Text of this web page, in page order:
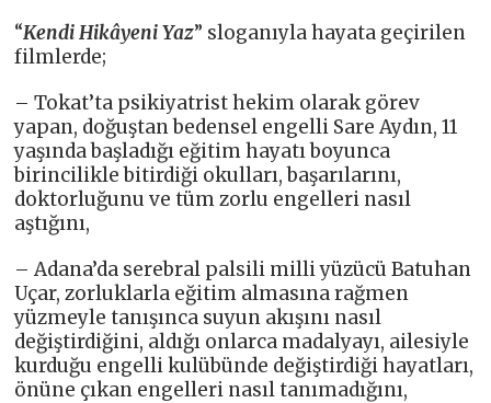
“Kendi Hikâyeni Yaz” sloganıyla hayata geçirilen
filmlerde;
– Tokat’ta psikiyatrist hekim olarak görev
yapan, doğuştan bedensel engelli Sare Aydın, 11
yaşında başladığı eğitim hayatı boyunca
birincilikle bitirdiği okulları, başarılarını,
doktorluğunu ve tüm zorlu engelleri nasıl
aştığını,
– Adana’da serebral palsili milli yüzücü Batuhan
Uçar, zorluklarla eğitim almasına rağmen
yüzmeyle tanışınca suyun akışını nasıl
değiştirdiğini, aldığı onlarca madalyayı, ailesiyle
kurduğu engelli kulübünde değiştirdiği hayatları,
önüne çıkan engelleri nasıl tanımadığını,